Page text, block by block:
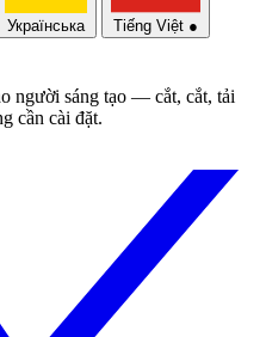
Українська Tiếng Việt ●
người sáng tạo — cắt, cắt, tải
cần cài đặt.